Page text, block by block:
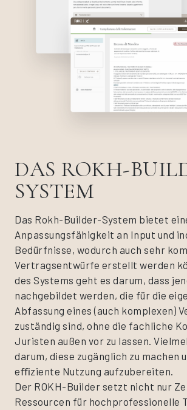
DAS ROKH-
SYSTEM
Das Rokh-Builder-System bietet
Anpassungsfähigkeit an Input und
Bedürfnisse, wodurch auch sehr
Vertragsentwürfe erstellt werden
des Systems geht es darum, dass
nachgebildet werden, die für die
Abfassung eines (auch komplexen)
zuständig sind, ohne die fachliche
Juristen außen vor zu lassen.
darum, diese zugänglich zu machen
eﬃziente Nutzung aufzubereiten.
Der ROKH-Builder setzt nicht nur
Ressourcen für hochprofessionelle